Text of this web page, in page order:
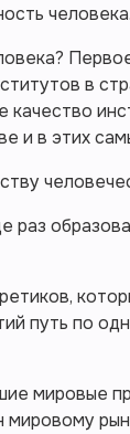
человека.
в
и в этих
раз
путь по
мировые